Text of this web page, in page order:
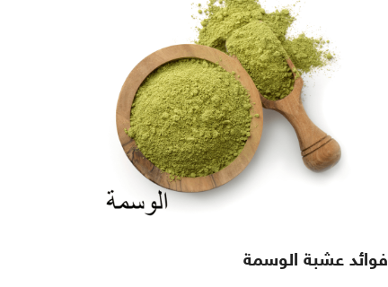
فوائد عشبة الوسمة